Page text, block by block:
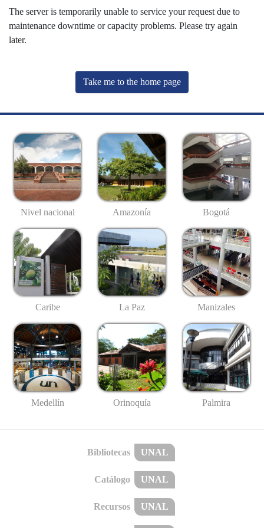
The server is temporarily unable to service your request due to
maintenance downtime or capacity problems. Please try again
later.
Take me to the home page
Nivel nacional Amazonía Bogotá
Caribe La Paz Manizales
Medellín Orinoquía Palmira
Bibliotecas UNAL
Catálogo UNAL
Recursos UNAL